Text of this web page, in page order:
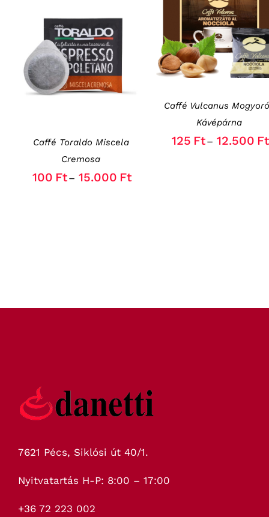
OPCIÓK VÁLASZTÁSA
THIS
PRODUCT
HAS
MULTIPLE
MAY
ON
/ RÉSZLETEK
Caffé Toraldo Miscela
Cremosa
100 Ft–15.000 Ft
OPCIÓK VÁLASZTÁSA
THIS
PRODUCT
HAS
MULTIPLE
THE
OPTIONS
MAY
BE
CHOSEN
/ RÉSZLETEK
Caffé Vulcanus
Kávépárna
125 Ft– 12.500 Ft
7621 Pécs, Siklósi út 40/1.
Nyitvatartás H-P: 8:00 – 17:00
+36 72 223 002